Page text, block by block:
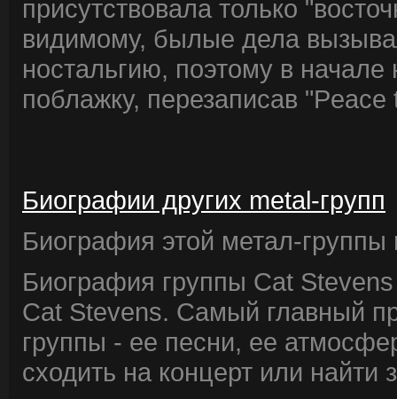
присутствовала только
видимому, былые дела
ностальгию, поэтому в
поблажку, перезаписав
Биографии других metal-групп
Биография этой метал-группы
Биография группы Cat
Cat Stevens. Самый главный
группы - ее песни, ее
сходить на концерт или найти